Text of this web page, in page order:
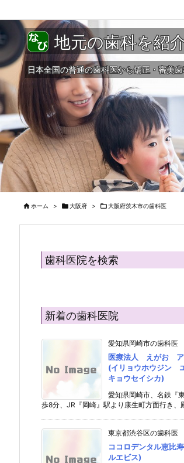
地元の歯科を紹
日本全国の普通の歯科医から矯正・審美
 ホーム > 大阪府 > 大阪府茨木市の歯科医
歯科医院を検索
新着の歯科医院
愛知県岡崎市の歯科医
医療法人 えがお ア
(イリョウホウジン
キョウセイシカ)
愛知県岡崎市、名鉄『
歩8分、JR『岡崎』駅より康生町方面行き、
東京都渋谷区の歯科医
ココロデンタル恵比
ルエビス)